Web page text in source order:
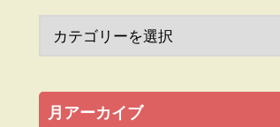
月アーカイブ